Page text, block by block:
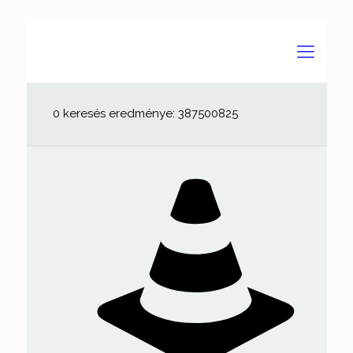
0 keresés eredménye: 387500825